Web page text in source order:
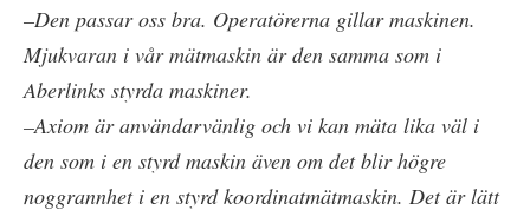
–Den passar oss bra. Operatörerna gillar maskinen.
Mjukvaran i vår mätmaskin är den samma som i
Aberlinks styrda maskiner.
–Axiom är användarvänlig och vi kan mäta lika väl i
den som i en styrd maskin även om det blir högre
noggrannhet i en styrd koordinatmätmaskin. Det är lätt